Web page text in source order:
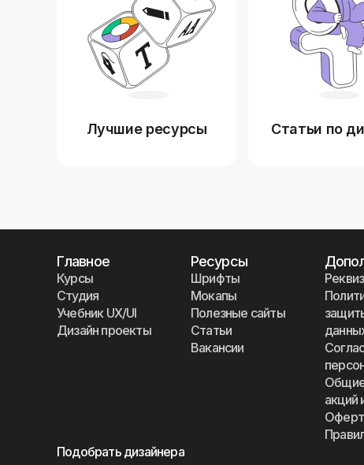
Лучшие ресурсы Статьи по
Главное
Курсы
Студия
Учебник UX/UI
Дизайн проекты
Ресурсы
Шрифты
Мокапы
Полезные сайты
Статьи
Вакансии
Общие
акций
Подобрать дизайнера